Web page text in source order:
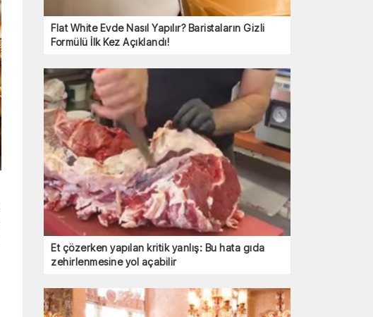
Flat White Evde Nasıl Yapılır? Baristaların Gizli
Formülü İlk Kez Açıklandı!
Et çözerken yapılan kritik yanlış: Bu hata gıda
zehirlenmesine yol açabilir